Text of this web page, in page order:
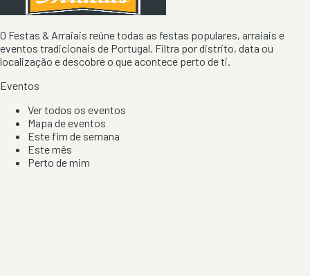
O Festas & Arraiais reúne todas as festas populares, arraiais e
eventos tradicionais de Portugal. Filtra por distrito, data ou
localização e descobre o que acontece perto de ti.
Eventos
Ver todos os eventos
Mapa de eventos
Este fim de semana
Este mês
Perto de mim